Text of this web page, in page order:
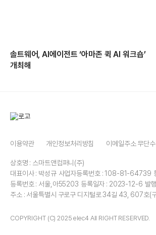
솔트웨어, AI에이전트 ‘아마존 퀵 AI 워크숍’
개최해
이용약관 개인정보처리방침 이메일주소 무단
상호명 : 스마트앤컴퍼니(주)
대표이사 : 박성규 사업자등록번호 : 108-81-64739
등록번호 : 서울,아55203 등록일자 : 2023-12-6 발
주소 : 서울특별시 구로구 디지털로 34길 43, 607호(
COPYRIGHT (C) 2025 elec4 All RIGHT RESERVED.